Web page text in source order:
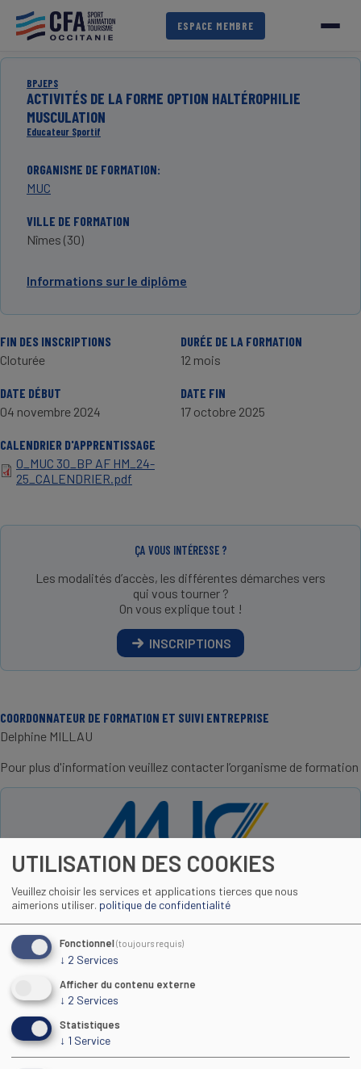
contenu
principal
ESPACE MEMBRE
BPJEPS
ACTIVITÉS DE LA FORME OPTION HALTÉROPHILIE
MUSCULATION
Educateur Sportif
ORGANISME DE FORMATION
MUC
VILLE DE FORMATION
Nîmes (30)
Informations sur le diplôme
FIN DES INSCRIPTIONS
Cloturée
DURÉE DE LA FORMATION
12 mois
DATE DÉBUT
04 novembre 2024
DATE FIN
17 octobre 2025
CALENDRIER D'APPRENTISSAGE
0_MUC 30_BP AF HM_24-
25_CALENDRIER.pdf
ÇA VOUS INTÉRESSE ?
Les modalités d’accès, les différentes démarches vers
qui vous tourner ?
On vous explique tout !
INSCRIPTIONS
COORDONNATEUR DE FORMATION ET SUIVI ENTREPRISE
Delphine MILLAU
Pour plus d'information veuillez contacter l’organisme de formation
http://www.mucformation.fr
Toutes les formations
UTILISATION DES COOKIES
Veuillez choisir les services et applications tierces que nous
aimerions utiliser. politique de confidentialité
Fonctionnel(toujours requis)
↓ 2 Services
Afficher du contenu externe
↓ 2 Services
Statistiques
↓ 1 Service